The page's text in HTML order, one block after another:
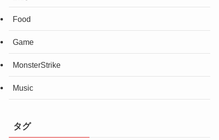
Food
Game
MonsterStrike
Music
タグ